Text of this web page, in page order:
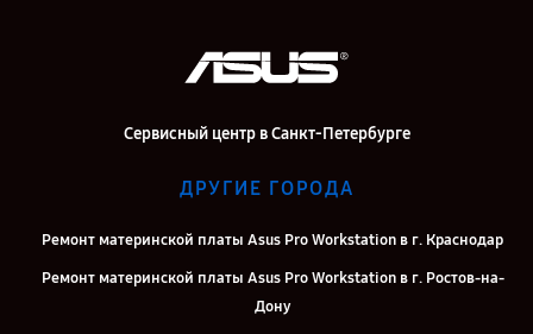
Сервисный центр в Санкт-Петербурге
ДРУГИЕ ГОРОДА
Ремонт материнской платы Asus Pro Workstation в г. Краснодар
Ремонт материнской платы Asus Pro Workstation в г. Ростов-на-
Дону